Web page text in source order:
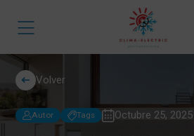
Volver
Autor Tags Octubre 25, 2025